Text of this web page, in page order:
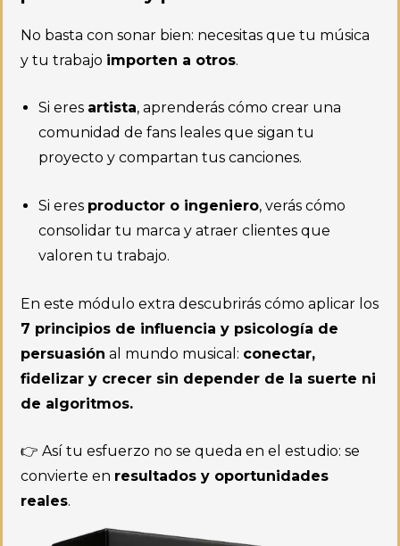
No basta con sonar bien: necesitas que tu música
y tu trabajo importen a otros.
Si eres artista, aprenderás cómo crear una
comunidad de fans leales que sigan tu
proyecto y compartan tus canciones.
Si eres productor o ingeniero, verás cómo
consolidar tu marca y atraer clientes que
valoren tu trabajo.
En este módulo extra descubrirás cómo aplicar los
7 principios de influencia y psicología de
persuasión al mundo musical: conectar,
fidelizar y crecer sin depender de la suerte ni
de algoritmos.
👉 Así tu esfuerzo no se queda en el estudio: se
convierte en resultados y oportunidades
reales.